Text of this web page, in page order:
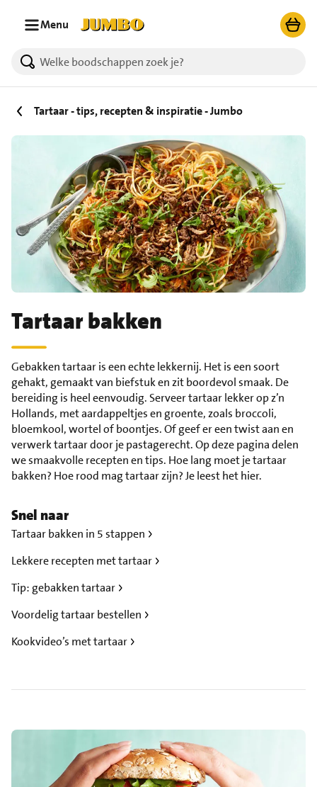
Menu
Tartaar - tips, recepten & inspiratie - Jumbo
Tartaar bakken
Gebakken tartaar is een echte lekkernij. Het is een soort
gehakt, gemaakt van biefstuk en zit boordevol smaak. De
bereiding is heel eenvoudig. Serveer tartaar lekker op z’n
Hollands, met aardappeltjes en groente, zoals broccoli,
bloemkool, wortel of boontjes. Of geef er een twist aan en
verwerk tartaar door je pastagerecht. Op deze pagina delen
we smaakvolle recepten en tips. Hoe lang moet je tartaar
bakken? Hoe rood mag tartaar zijn? Je leest het hier.
Snel naar
Tartaar bakken in 5 stappen
Lekkere recepten met tartaar
Tip: gebakken tartaar
Voordelig tartaar bestellen
Kookvideo’s met tartaar